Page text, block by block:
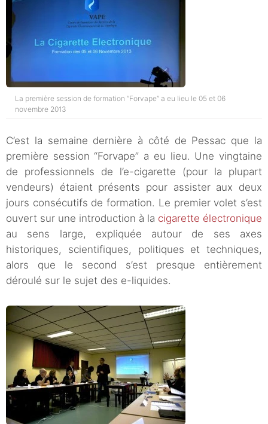
La première session de formation “Forvape” a eu lieu le 05 et 06
novembre 2013
C’est la semaine dernière à côté de Pessac que la
première session “Forvape” a eu lieu. Une vingtaine
de professionnels de l’e-cigarette (pour la plupart
vendeurs) étaient présents pour assister aux deux
jours consécutifs de formation. Le premier volet s’est
ouvert sur une introduction à la cigarette électronique
au sens large, expliquée autour de ses axes
historiques, scientifiques, politiques et techniques,
alors que le second s’est presque entièrement
déroulé sur le sujet des e-liquides.